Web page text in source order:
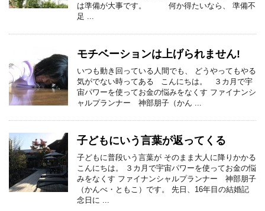
は準備が大事です。 何か得たいなら、 準備不
足 ...
モチベーションは上げられません!
いつも動き回っている人間でも、 どうやってもやる
気がでない時ってある こんにちは。 ３カ月で宇
宙パワーを使ってお金の悩みをなくす ファイナンシ
ャルプランナー 神部朋子（かん ...
子どもにいう言葉が返ってくる
子どもに普段いう言葉が そのまま大人に降りかかる
こんにちは。 ３カ月で宇宙パワーを使ってお金の悩
みをなくす ファイナンシャルプランナー 神部朋子
（かんべ・ともこ）です。 先日、16年目の結婚記
念日に ...